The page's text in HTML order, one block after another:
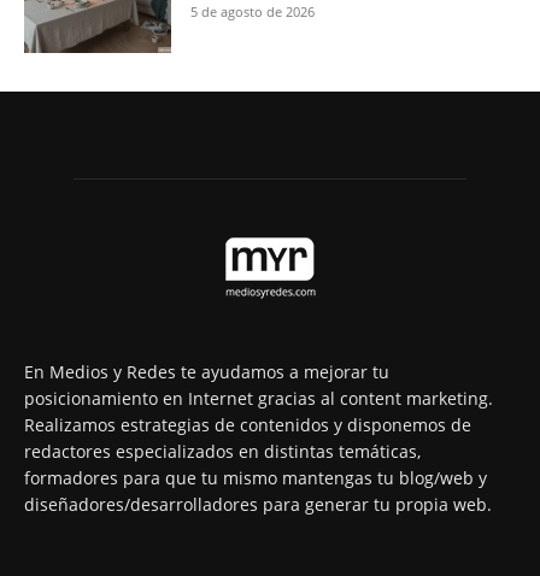
5 de agosto de 2026
En Medios y Redes te ayudamos a mejorar tu
posicionamiento en Internet gracias al content marketing.
Realizamos estrategias de contenidos y disponemos de
redactores especializados en distintas temáticas,
formadores para que tu mismo mantengas tu blog/web y
diseñadores/desarrolladores para generar tu propia web.